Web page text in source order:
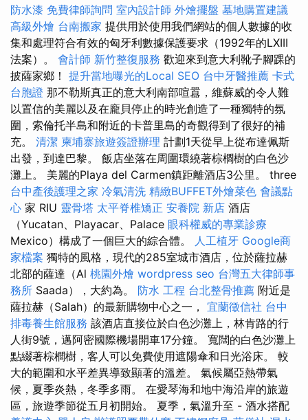
防水漆 免費律師詢問 室內設計師 外燴擺盤 墓地購置建議
高級外燴 台南搬家 提供用於使用我們網站的個人數據的收
集和處理符合有效的匈牙利數據保護要求（1992年的LXIII
法案）。 會計師 新竹整復服務 歡迎來到意大利靴子腳踝的
披薩家鄉！ 提升當地曝光的Local SEO 台中牙醫推薦 卡式
台胞證 那不勒斯真正的意大利南部喧囂，維蘇威的令人難
以置信的美麗以及在龐貝停止的時光創造了一種獨特的氛
圍，索倫托半島和附近的卡普里島的奇觀得到了很好的補
充。 清潔 柬埔寨旅遊簽證辦理 計劃1天從早上從布達佩斯
出發，到達巴黎。 飯店坐落在周圍環繞著棕櫚樹的白色沙
灘上。 美麗的Playa del Carmen鎮距離酒店3公里。 three
台中產後護理之家 冷氣清洗 精緻BUFFET外燴菜色 會議點
心 家 RIU 靈骨塔 太平脊椎矯正 安養院 新店 酒店
（Yucatan、Playacar、Palace 眼科權威的專業診療
Mexico）構成了一個巨大的綜合體。 人工植牙 Google商
家檔案 獨特的風格，現代的285室城市酒店，位於薩拉赫
北部的薩達（Al 桃園外燴 wordpress seo 台灣五大律師事
務所 Saada），大約為。 防水 工程 台北整骨推薦 附近是
薩拉赫（Salah）的最新購物中心之一， 宜蘭徵信社 台中
排毒養生館服務 該酒店直接位於白色沙灘上，林肯路的行
人街9號，邁阿密國際機場開車17分鐘。 寬闊的白色沙灘上
點綴著棕櫚樹，客人可以免費使用遮陽傘和日光浴床。 較
大的範圍和水平差異導致顯著的溫差。 氣候屬亞熱帶氣
候，夏季炎熱，冬季多雨。 在愛琴海和地中海沿岸的旅遊
區，旅遊季節從五月初開始。 夏季，氣溫升至 - 酒水搭配